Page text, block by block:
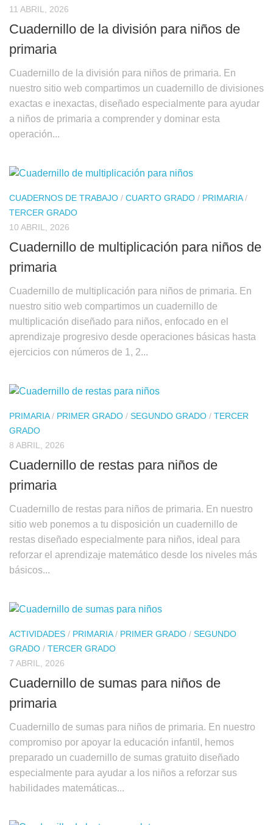
11 ABRIL, 2026
Cuadernillo de la división para niños de
primaria
Cuadernillo de la división para niños de primaria. En
nuestro sitio web compartimos un cuadernillo de divisiones
exactas e inexactas, diseñado especialmente para ayudar
a niños de primaria a comprender y dominar esta
operación...
CUADERNOS DE TRABAJO / CUARTO GRADO / PRIMARIA/
TERCER GRADO
10 ABRIL, 2026
Cuadernillo de multiplicación para niños de
primaria
Cuadernillo de multiplicación para niños de primaria. En
nuestro sitio web compartimos un cuadernillo de
multiplicación diseñado para niños, enfocado en el
aprendizaje progresivo desde operaciones básicas hasta
ejercicios con números de 1, 2...
PRIMARIA/ PRIMER GRADO / SEGUNDO GRADO / TERCER
GRADO
8 ABRIL, 2026
Cuadernillo de restas para niños de
primaria
Cuadernillo de restas para niños de primaria. En nuestro
sitio web ponemos a tu disposición un cuadernillo de
restas diseñado especialmente para niños, ideal para
reforzar el aprendizaje matemático desde los niveles más
básicos...
ACTIVIDADES / PRIMARIA/ PRIMER GRADO / SEGUNDO
GRADO / TERCER GRADO
7 ABRIL, 2026
Cuadernillo de sumas para niños de
primaria
Cuadernillo de sumas para niños de primaria. En nuestro
compromiso por apoyar la educación infantil, hemos
preparado un cuadernillo de sumas gratuito diseñado
especialmente para ayudar a los niños a reforzar sus
habilidades matemáticas...